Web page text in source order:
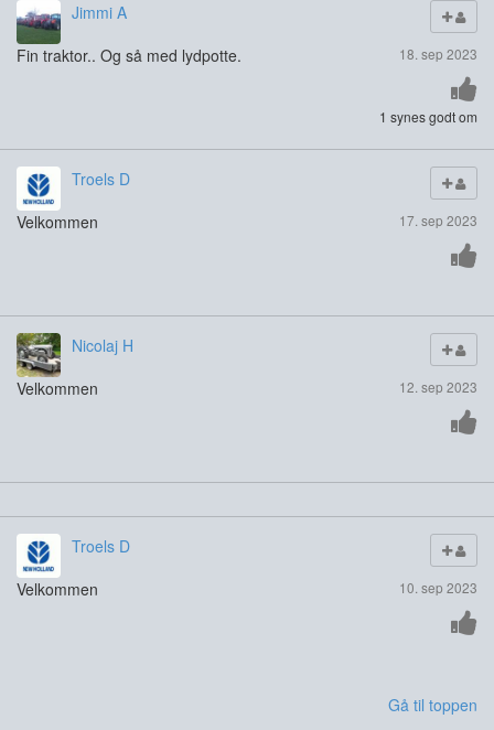
Jimmi A
18. sep 2023
Fin traktor.. Og så med lydpotte.
1 synes godt om
Troels D
17. sep 2023
Velkommen
Nicolaj H
12. sep 2023
Velkommen
Troels D
10. sep 2023
Velkommen
Gå til toppen